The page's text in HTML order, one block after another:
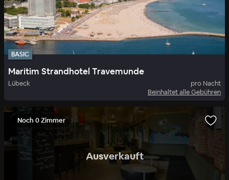
BASIC
Maritim Strandhotel Travemunde
Lübeck
pro Nacht
Beinhaltet alle Gebühren
Ausverkauft.
Noch 0 Zimmer